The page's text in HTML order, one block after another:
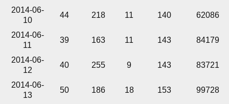
2014-06-
10
44 218 11 140 62086
2014-06-
11
39 163 11 143 84179
2014-06-
12
40 255 9 143 83721
2014-06-
13
50 186 18 153 99728